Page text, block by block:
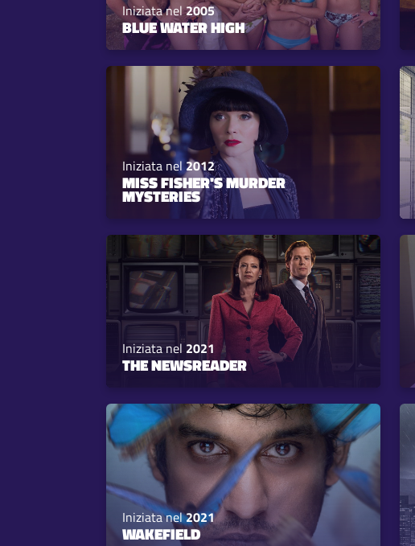
Iniziata nel2005
BLUE WATER HIGH
Iniziata nel2012
MISS FISHER'S MURDER
MYSTERIES
Iniziata nel 2021
THE NEWSREADER
Iniziata nel2021
WAKEFIELD